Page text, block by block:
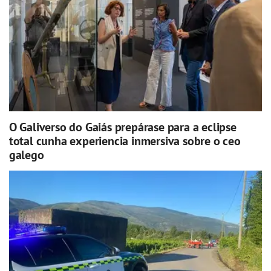
O Galiverso do Gaiás prepárase para a eclipse
total cunha experiencia inmersiva sobre o ceo
galego